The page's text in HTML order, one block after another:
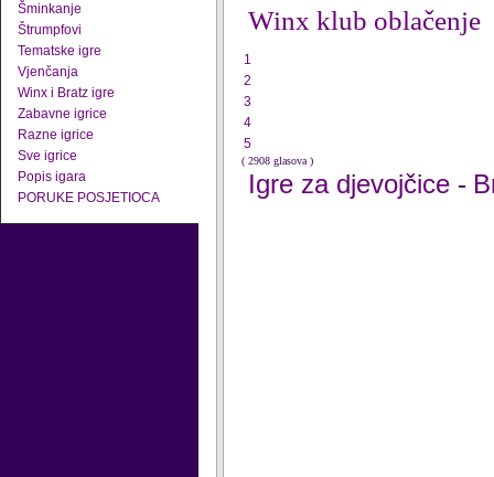
Šminkanje
Štrumpfovi
Tematske igre
Vjenčanja
Winx i Bratz igre
Zabavne igrice
Razne igrice
Sve igrice
Popis igara
PORUKE POSJETIOCA
Winx klub oblačenje
1
2
3
4
5
( 2908 glasova )
Igre za djevojčice -